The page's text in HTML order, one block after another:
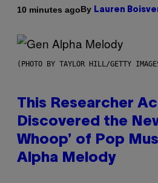
10 minutes agoBy Lauren
(PHOTO BY TAYLOR HILL/GETTY
This Researcher
Discovered the
Whoop’ of Pop
Alpha Melody